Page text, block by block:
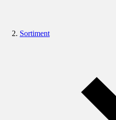
Sortiment